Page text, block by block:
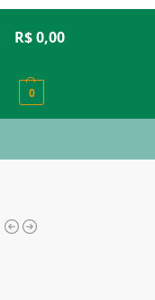
R$0,00
0